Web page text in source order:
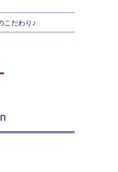
こだわり♪